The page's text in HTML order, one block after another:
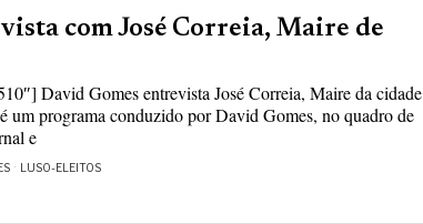
com José Correia, Maire de
David Gomes entrevista José Correia, Maire da cidade
um programa conduzido por David Gomes, no quadro de
e
· LUSO-ELEITOS